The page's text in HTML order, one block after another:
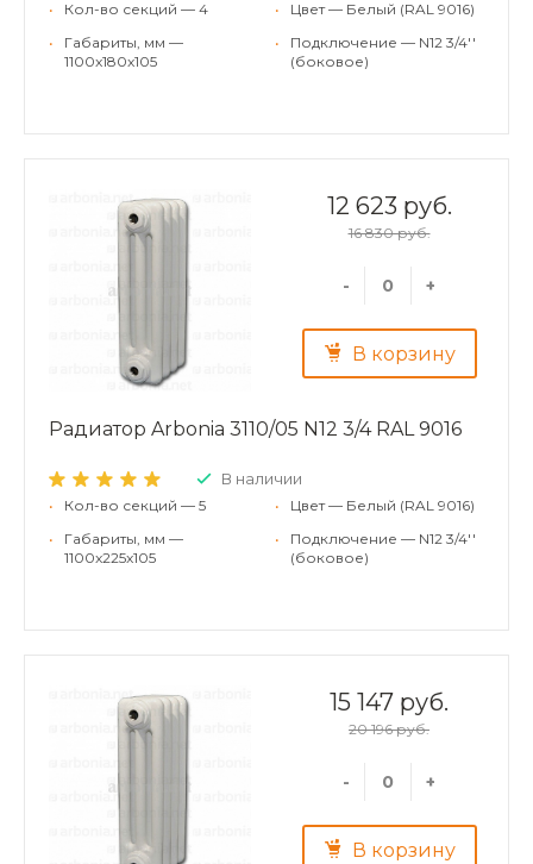
•
Кол-во секций — 4
•
Габариты, мм —
1100x180x105
•
Цвет — Белый (RAL 9016)
•
Подключение — N12 3/4''
(боковое)
12 623 руб.
16 830 руб.
- +
В корзину
Радиатор Arbonia 3110/05 N12 3/4 RAL 9016
В наличии
•
Кол-во секций — 5
•
Габариты, мм —
1100x225x105
•
Цвет — Белый (RAL 9016)
•
Подключение — N12 3/4''
(боковое)
15 147 руб.
20 196 руб.
- +
В корзину